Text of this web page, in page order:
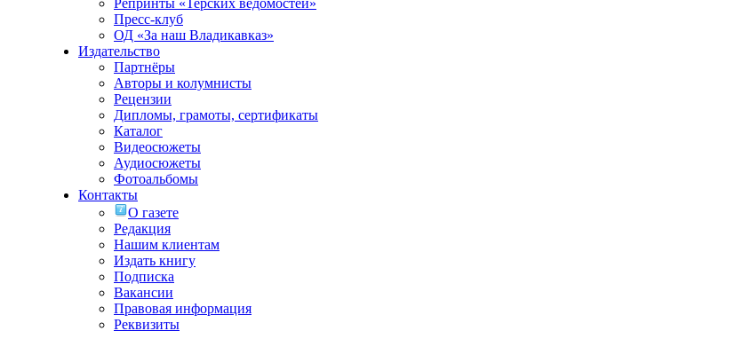
Репринты «Терских ведомостей»
Пресс-клуб
ОД «За наш Владикавказ»
Издательство
Партнёры
Авторы и колумнисты
Рецензии
Дипломы, грамоты, сертификаты
Каталог
Видеосюжеты
Аудиосюжеты
Фотоальбомы
Контакты
О газете
Редакция
Нашим клиентам
Издать книгу
Подписка
Вакансии
Правовая информация
Реквизиты